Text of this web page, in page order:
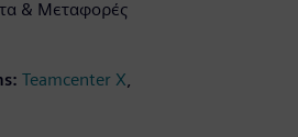
& Μεταφορές
Teamcenter X